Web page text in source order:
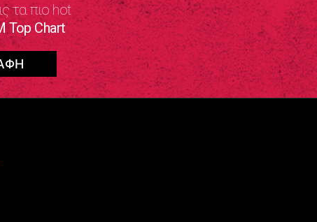
τα πιο hot
Top Chart